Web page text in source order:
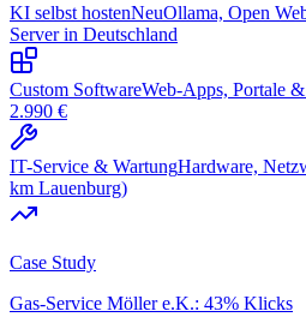
KI selbst hostenNeuOllama, Open
Server in Deutschland
Custom SoftwareWeb-Apps, Portale
2.990 €
IT-Service & WartungHardware,
km Lauenburg)
Case Study
Gas-Service Möller e.K.: 43% Klicks